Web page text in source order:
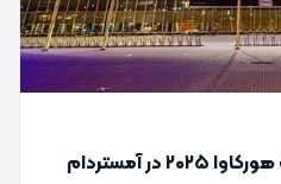
نمایشگاه بین‌المللی کترینگ هورکاوا ۲۰۲۵ در آمستردام